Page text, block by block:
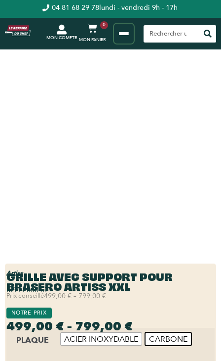
04 81 68 29 78lundi - vendredi 9h - 17h
MON COMPTE
0
Artiss
GRILLE AVEC SUPPORT POUR
BRASERO ARTISS XXL
REF:2605-57
Prix conseillé499,00 € – 799,00 €
NOTRE PRIX
499,00 € – 799,00 €
PLAQUE ACIER INOXYDABLE CARBONE